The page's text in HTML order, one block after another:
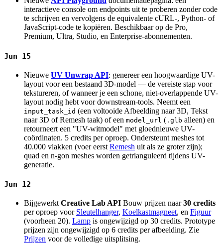
interactieve console om endpoints uit te proberen zonder code
te schrijven en vervolgens de equivalente cURL-, Python- of
JavaScript-code te kopiëren. Beschikbaar op de Pro,
Premium, Ultra, Studio, en Enterprise-abonnementen.
Jun 15
Nieuwe UV Unwrap API: genereer een hoogwaardige UV-
layout voor een bestaand 3D-model — de vereiste stap voor
tekstureren, of wanneer je een schone, niet-overlappende UV-
layout nodig hebt voor downstream-tools. Neemt een
input_task_id (een voltooide Afbeelding naar 3D, Tekst
naar 3D of Remesh taak) of een model_url ( .glb alleen) en
retourneert een "UV-witmodel" met gloednieuwe UV-
coördinaten. 5 credits per oproep. Ondersteunt meshes tot
40.000 vlakken (voer eerst Remesh uit als ze groter zijn);
quad en n-gon meshes worden getrianguleerd tijdens UV-
generatie.
Jun 12
Bijgewerkt Creative Lab API Bouw prijzen naar30 credits
per oproep voor Sleutelhanger, Koelkastmagneet, en Figuur
(voorheen 20). Lamp is ongewijzigd op 30 credits. Prototype
prijzen zijn ongewijzigd op 6 credits per afbeelding. Zie
Prijzen voor de volledige uitsplitsing.